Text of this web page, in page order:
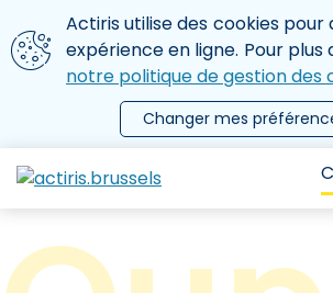
Aller au contenu principal
Nous utilisons des cookies
Actiris utilise des cookies
expérience en ligne. Pour plus
notre politique de gestion des
Changer mes
le menu